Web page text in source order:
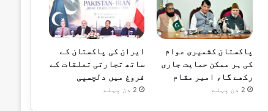
پاکستان کشمیری عوام
کی ہر ممکن حمایت جاری
رکھے گا، امیر مقام
2 دن پہلے
ایران کی پاکستان کے
ساتھ تجارتی تعلقات کے
فروغ میں دلچسپی
2 دن پہلے